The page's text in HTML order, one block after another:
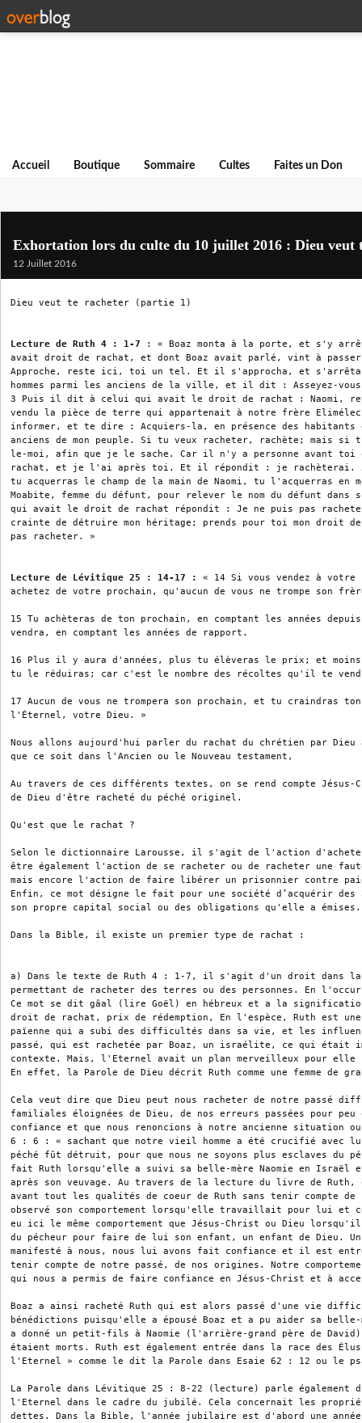
Accueil Boutique Sommaire Cultes Faites un Don
Exhortation lors du culte du 10 juillet 2016 : Dieu veut
12 Juillet 2016
Dieu veut te racheter (partie 1)
Lecture de Ruth 4 : 1-7
: « Boaz monta à la porte, et s'y
avait droit de rachat, et dont Boaz avait parlé, vint à
Approche, reste ici, toi un tel. Et il s'approcha, et
hommes parmi les anciens de la ville, et il dit : Asseyez-
3 Puis il dit à celui qui avait le droit de rachat : Naomi,
vendu la pièce de terre qui appartenait à notre frère
informer, et te dire : Acquiers-la, en présence des habitants
anciens de mon peuple. Si tu veux racheter, rachète; mais si
le-moi, afin que je le sache. Car il n'y a personne avant
rachat, et je l'ai après toi. Et il répondit : je rachèterai.
tu acquerras le champ de la main de Naomi, tu l'acquerras en
Moabite, femme du défunt, pour relever le nom du défunt
qui avait le droit de rachat répondit : Je ne puis pas racheter
crainte de détruire mon héritage; prends pour toi mon droit
pas racheter. »
Lecture de Lévitique 25 : 14-17 :
« 14 Si vous vendez à
achetez de votre prochain, qu'aucun de vous ne trompe son
15 Tu achèteras de ton prochain, en comptant les années
vendra, en comptant les années de rapport.
16 Plus il y aura d'années, plus tu élèveras le prix; et
tu le réduiras; car c'est le nombre des récoltes qu'il te
17 Aucun de vous ne trompera son prochain, et tu craindras
l'Éternel, votre Dieu. »
Nous allons aujourd'hui parler du rachat du chrétien par
que ce soit dans l'Ancien ou le Nouveau testament,
Au travers de ces différents textes, on se rend compte
de Dieu d'être racheté du péché originel.
Qu'est que le rachat ?
Selon le dictionnaire Larousse, il s'agit de l'action d'acheter
être également l'action de se racheter ou de racheter une
mais encore l'action de faire libérer un prisonnier contre
Enfin, ce mot désigne le fait pour une société d’acquérir
son propre capital social ou des obligations qu'elle a émises.
Dans la Bible, il existe un premier type de rachat :
a) Dans le texte de Ruth 4 : 1-7, il s'agit d'un droit dans
permettant de racheter des terres ou des personnes. En
Ce mot se dit gâal (lire Goël) en hébreux et a la
droit de rachat, prix de rédemption, En l'espèce, Ruth est une
païenne qui a subi des difficultés dans sa vie, et les
passé, qui est rachetée par Boaz, un israélite, ce qui était
contexte. Mais, l'Eternel avait un plan merveilleux pour elle
En effet, la Parole de Dieu décrit Ruth comme une femme de
Cela veut dire que Dieu peut nous racheter de notre passé
familiales éloignées de Dieu, de nos erreurs passées pour
confiance et que nous renoncions à notre ancienne situation ou
6 : 6 : « sachant que notre vieil homme a été crucifié avec
péché fût détruit, pour que nous ne soyons plus esclaves du
fait Ruth lorsqu'elle a suivi sa belle-mère Naomie en Israël
après son veuvage. Au travers de la lecture du livre de Ruth,
avant tout les qualités de coeur de Ruth sans tenir compte
observé son comportement lorsqu'elle travaillait pour lui
eu ici le même comportement que Jésus-Christ ou Dieu
du pécheur pour faire de lui son enfant, un enfant de Dieu.
manifesté à nous, nous lui avons fait confiance et il est
tenir compte de notre passé, de nos origines. Notre
qui nous a permis de faire confiance en Jésus-Christ et à
Boaz a ainsi racheté Ruth qui est alors passé d'une vie
bénédictions puisqu'elle a épousé Boaz et a pu aider sa
a donné un petit-fils à Naomie (l'arrière-grand père de
étaient morts. Ruth est également entrée dans la race des
l'Eternel » comme le dit la Parole dans Esaie 62 : 12 ou le
La Parole dans Lévitique 25 : 8-22 (lecture) parle également
l'Eternel dans le cadre du jubilé. Cela concernait les
dettes. Dans la Bible, l'année jubilaire est d'abord une année